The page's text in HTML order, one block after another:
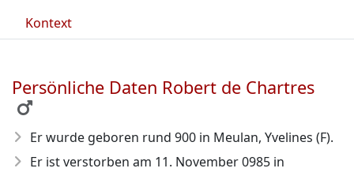
Kontext
Persönliche Daten Robert de Chartres
Er wurde geboren rund 900 in Meulan, Yvelines (F).
Er ist verstorben am 11. November 0985 in